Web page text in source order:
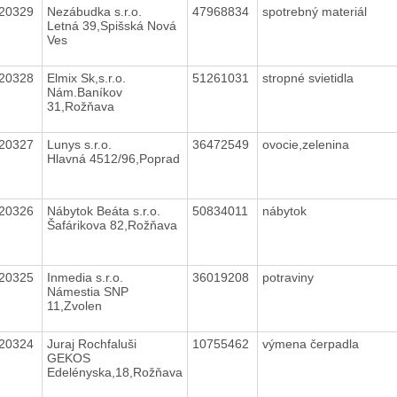
Nezábudka s.r.o.
Letná 39,Spišská Nová
Ves
47968834 spotrebný materiál
Elmix Sk,s.r.o.
Nám.Baníkov
31,Rožňava
51261031 stropné svietidla
Lunys s.r.o.
Hlavná 4512/96,Poprad
36472549 ovocie,zelenina
Nábytok Beáta s.r.o.
Šafárikova 82,Rožňava
50834011 nábytok
Inmedia s.r.o.
Námestia SNP
11,Zvolen
36019208 potraviny
Juraj Rochfaluši
GEKOS
Edelényska,18,Rožňava
10755462 výmena čerpadla